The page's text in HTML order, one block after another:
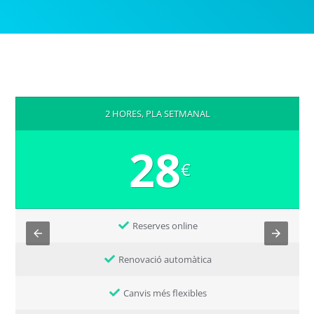
2 HORES, PLA SETMANAL
28€
Reserves online
Renovació automàtica
Canvis més flexibles